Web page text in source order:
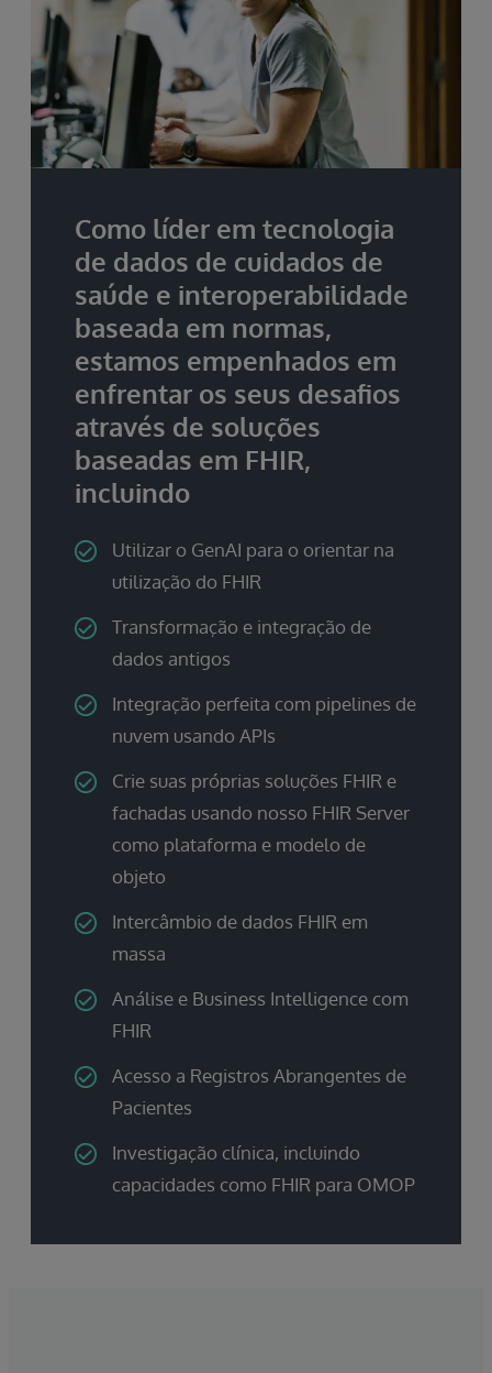
Como líder em tecnologia
de dados de cuidados de
saúde e interoperabilidade
baseada em normas,
estamos empenhados em
enfrentar os seus desafios
através de soluções
baseadas em FHIR,
incluindo
Utilizar o GenAI para o orientar na
utilização do FHIR
Transformação e integração de
dados antigos
Integração perfeita com pipelines de
nuvem usando APIs
Crie suas próprias soluções FHIR e
fachadas usando nosso FHIR Server
como plataforma e modelo de
objeto
Intercâmbio de dados FHIR em
massa
Análise e Business Intelligence com
FHIR
Acesso a Registros Abrangentes de
Pacientes
Investigação clínica, incluindo
capacidades como FHIR para OMOP